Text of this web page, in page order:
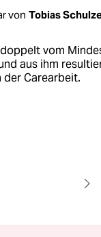
von Tobias
vom
aus ihm
der Carearbeit.